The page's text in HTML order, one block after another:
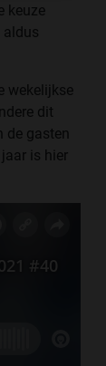
keuze
aldus
wekelijkse
dit
de gasten
is hier